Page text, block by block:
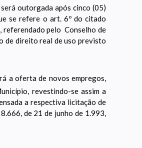
outorgada após cinco (05)
se refere o art. 6º do citado
referendado pelo Conselho de
de direito real de uso previsto
a oferta de novos empregos,
revestindo-se assim a
a respectiva licitação de
de 21 de junho de 1.993,